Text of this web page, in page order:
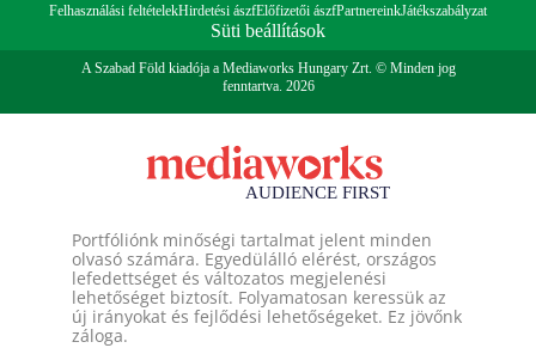
Felhasználási feltételekHirdetési ászfElőfizetői ászfPartnereinkJátékszabályzat
Süti beállítások
A Szabad Föld kiadója a Mediaworks Hungary Zrt. © Minden jog
fenntartva. 2026
Portfóliónk minőségi tartalmat jelent minden
olvasó számára. Egyedülálló elérést, országos
lefedettséget és változatos megjelenési
lehetőséget biztosít. Folyamatosan keressük az
új irányokat és fejlődési lehetőségeket. Ez jövőnk
záloga.